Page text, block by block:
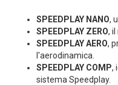
SPEEDPLAY NANO,
SPEEDPLAY ZERO,
SPEEDPLAY AERO,
l'aerodinamica.
SPEEDPLAY COMP,
sistema Speedplay.